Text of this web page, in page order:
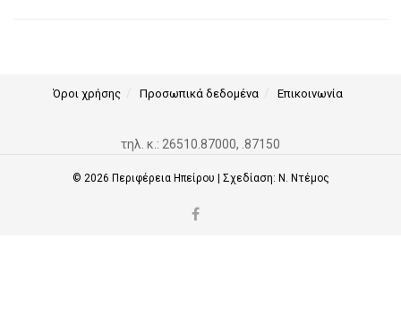
Όροι χρήσης Προσωπικά δεδομένα Επικοινωνία
τηλ. κ.: 26510.87000, .87150
© 2026 Περιφέρεια Ηπείρου | Σχεδίαση: Ν. Ντέμος